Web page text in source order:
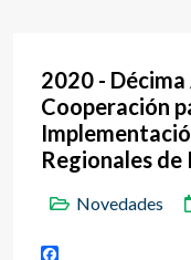
2020 -
Cooperación
Regionales
Novedades